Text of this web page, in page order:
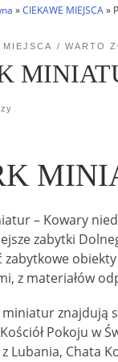
»CIEKAWE MIEJSCA»
MIEJSCA WARTO
– Kowary
zabytki
zabytkowe
z materiałów
znajdują
Pokoju w
z Lubania, Chata